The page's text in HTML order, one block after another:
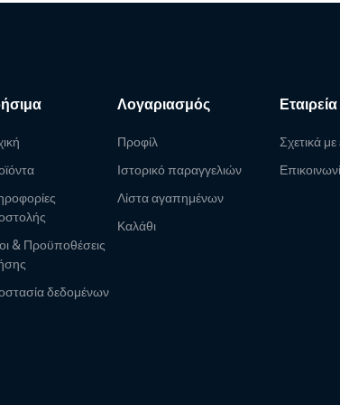
& Προϋποθέσεις
δεδομένων
Λογαριασμός
Προφίλ
Ιστορικό παραγγελιών
Λίστα αγαπημένων
Καλάθι
Εταιρεία
Σχετικά